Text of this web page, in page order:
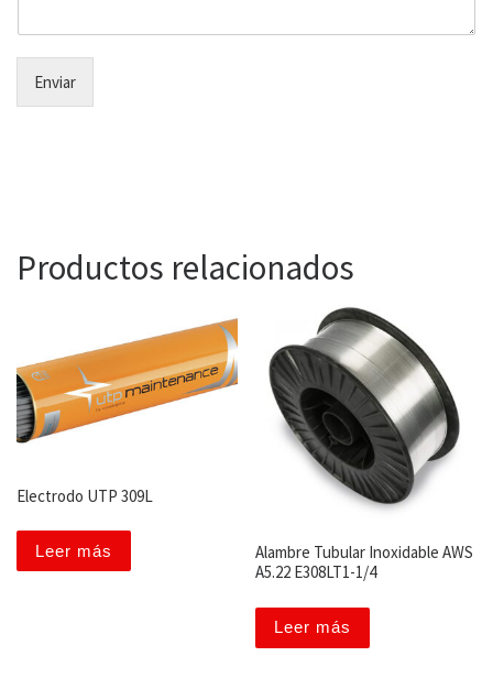
Enviar
Productos relacionados
Electrodo UTP 309L
Leer más
Alambre Tubular Inoxidable AWS
A5.22 E308LT1-1/4
Leer más